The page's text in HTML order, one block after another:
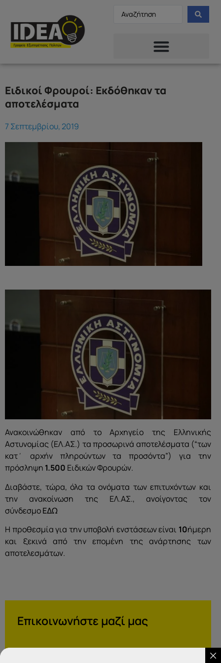
Ειδικοί Φρουροί: Εκδόθηκαν τα
αποτελέσματα
7 Σεπτεμβρίου, 2019
Ανακοινώθηκαν από το Αρχηγείο της Ελληνικής
Αστυνομίας (ΕΛ.ΑΣ.) τα προσωρινά αποτελέσματα (“των
κατ΄ αρχήν πληρούντων τα προσόντα”) για την
πρόσληψη 1.500 Ειδικών Φρουρών.
Διαβάστε, τώρα, όλα τα ονόματα των επιτυχόντων και
την ανακοίνωση της ΕΛ.ΑΣ., ανοίγοντας τον
σύνδεσμοΕΔΩ
Η προθεσμία για την υποβολή ενστάσεων είναι 10ήμερη
και ξεκινά από την επομένη της ανάρτησης των
αποτελεσμάτων.
Επικοινωνήστε μαζί μας